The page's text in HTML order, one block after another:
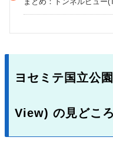
ヨセミテ国立公
View) の見どころ